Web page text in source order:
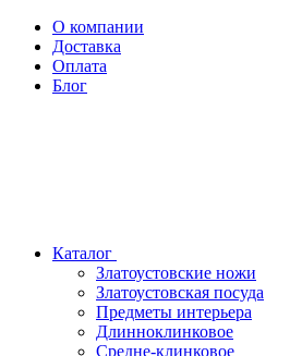
О компании
Доставка
Оплата
Блог
Каталог
Златоустовские ножи
Златоустовская посуда
Предметы интерьера
Длинноклинковое
Средне-клинковое